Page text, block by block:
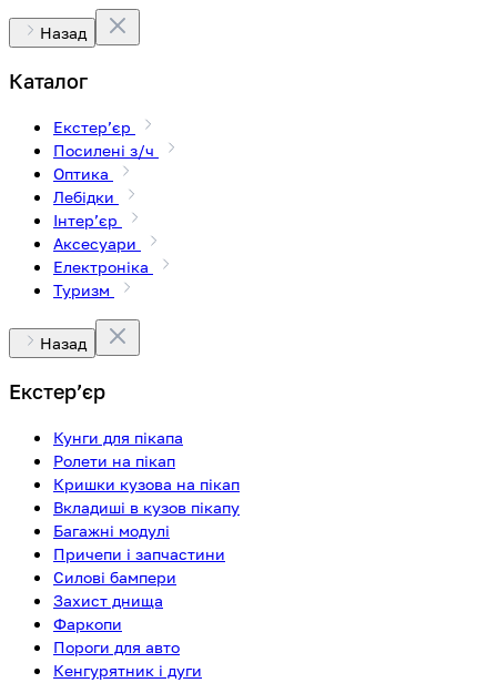
Назад
Каталог
Екстерʼєр
Посилені з/ч
Оптика
Лебідки
Інтерʼєр
Аксесуари
Електроніка
Туризм
Назад
Екстерʼєр
Кунги для пікапа
Ролети на пікап
Кришки кузова на пікап
Вкладиші в кузов пікапу
Багажні модулі
Причепи і запчастини
Силові бампери
Захист днища
Фаркопи
Пороги для авто
Кенгурятник і дуги